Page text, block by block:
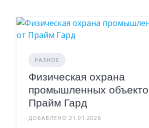
РАЗНОЕ
Физическая охрана
промышленных
Прайм Гард
ДОБАВЛЕНО 21.01.2026